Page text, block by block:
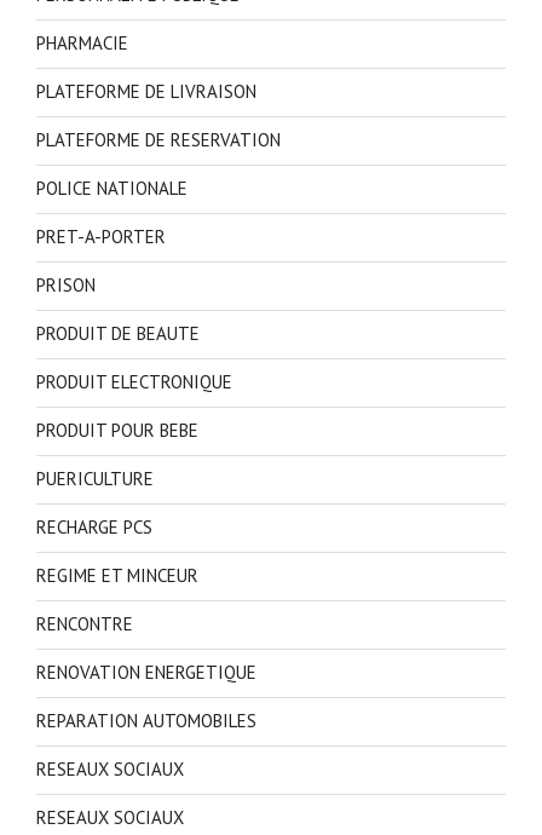
PHARMACIE
PLATEFORME DE LIVRAISON
PLATEFORME DE RESERVATION
POLICE NATIONALE
PRET-A-PORTER
PRISON
PRODUIT DE BEAUTE
PRODUIT ELECTRONIQUE
PRODUIT POUR BEBE
PUERICULTURE
RECHARGE PCS
REGIME ET MINCEUR
RENCONTRE
RENOVATION ENERGETIQUE
REPARATION AUTOMOBILES
RESEAUX SOCIAUX
RESEAUX SOCIAUX